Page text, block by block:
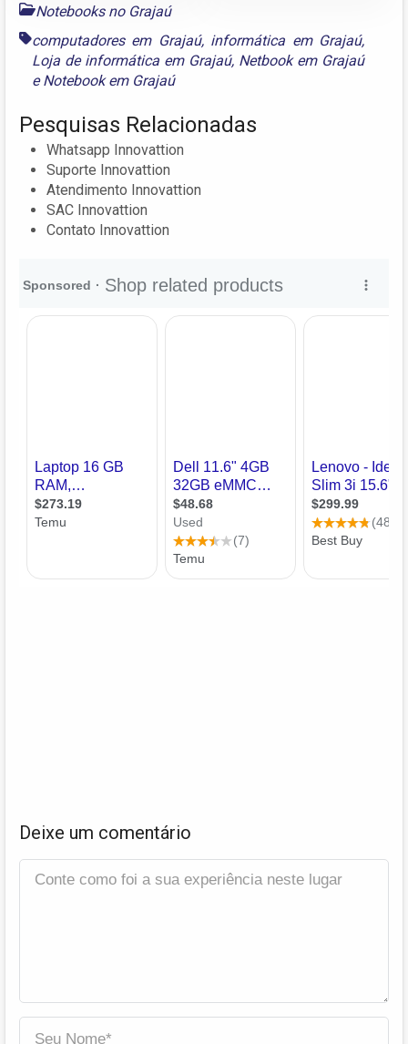
Notebooks no Grajaú
computadores em Grajaú, informática em Grajaú,
Loja de informática em Grajaú, Netbook em Grajaú
eNotebook em Grajaú
Pesquisas Relacionadas
Whatsapp Innovattion
Suporte Innovattion
Atendimento Innovattion
SAC Innovattion
Contato Innovattion
Deixe um comentário